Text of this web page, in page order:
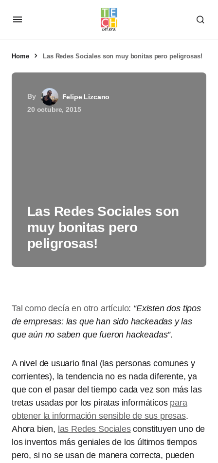
Home Las Redes Sociales son muy bonitas pero peligrosas!
By
Felipe Lizcano
20 octubre, 2015
Las Redes Sociales son
muy bonitas pero
peligrosas!
Tal como decía en otro artículo: “Existen dos tipos
de empresas: las que han sido hackeadas y las
que aún no saben que fueron hackeadas”.
A nivel de usuario final (las personas comunes y
corrientes), la tendencia no es nada diferente, ya
que con el pasar del tiempo cada vez son más las
tretas usadas por los piratas informáticos para
obtener la información sensible de sus presas.
Ahora bien, las Redes Socialesconstituyen uno de
los inventos más geniales de los últimos tiempos
pero, si no se usan de manera correcta, pueden